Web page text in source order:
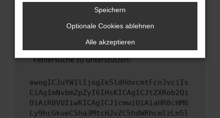
Wende dich an den Webseitenbetreiber.
Wenn du alle oben genannten Schritte versucht
hast, kontaktiere uns bitte. Wir werden
versuchen, das Problem zu beheben. Du kannst
uns diesen Text schicken, um uns bei der
Fehlersuche zu unterstützen:
ewogICJuYW1lIjogIk5ldHdvcmtFcnJvciIs
CiAgImNvbmZpZyI6IHsKICAgICJtZXRob2Qi
OiAiR0VUIiwKICAgICJ1cmwiOiAiaHR0cHM6
Ly9hcGkueC5ha3MtcHJvZC5hdWRhcmlzLm5l
Speichern
Optionale Cookies ablehnen
Alle akzeptieren